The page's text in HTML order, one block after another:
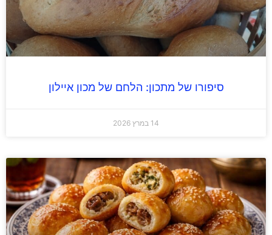
סיפורו של מתכון: הלחם של מכון איילון